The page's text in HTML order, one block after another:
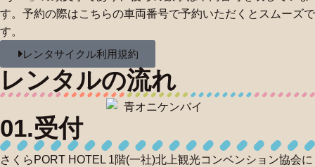
す。予約の際はこちらの車両番号で予約いただくとスムーズで
す。
レンタサイクル利用規約
レンタルの流れ
01.受付
さくらPORT HOTEL 1階(一社)北上観光コンベンション協会に